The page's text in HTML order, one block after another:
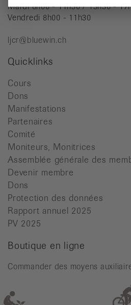
Mardi 8h00 - 11h30 / 13h30 -
Vendredi 8h00 - 11h30
ljcr@bluewin.ch
Quicklinks
Cours
Dons
Manifestations
Partenaires
Comité
Moniteurs, Monitrices
Assemblée générale des
Devenir membre
Dons
Protection des données
Rapport annuel 2025
PV 2025
Boutique en ligne
Commander des moyens